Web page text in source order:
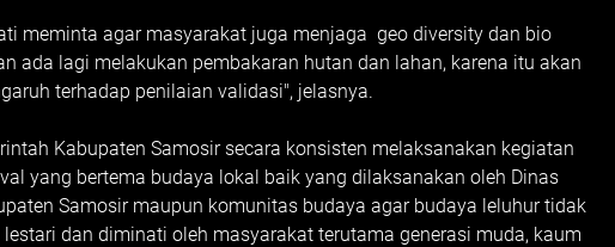
meminta agar masyarakat juga menjaga geo diversity dan bio
ada lagi melakukan pembakaran hutan dan lahan, karena itu akan
terhadap penilaian validasi", jelasnya.
Kabupaten Samosir secara konsisten melaksanakan kegiatan
yang bertema budaya lokal baik yang dilaksanakan oleh Dinas
Samosir maupun komunitas budaya agar budaya leluhur tidak
dan diminati oleh masyarakat terutama generasi muda, kaum